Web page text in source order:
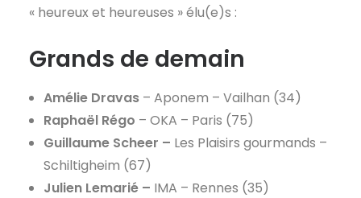
« heureux et heureuses » élu(e)s :
Grands de demain
Amélie Dravas – Aponem – Vailhan (34)
Raphaël Régo – OKA – Paris (75)
Guillaume Scheer – Les Plaisirs gourmands –
Schiltigheim (67)
Julien Lemarié – IMA – Rennes (35)